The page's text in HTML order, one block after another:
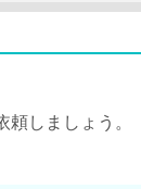
しましょう。